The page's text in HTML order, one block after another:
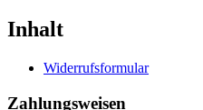
Inhalt
Widerrufsformular
Zahlungsweisen